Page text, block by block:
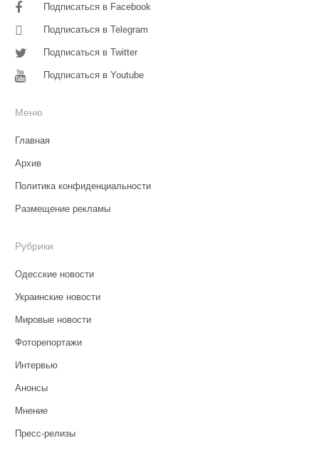
Подписаться в Facebook
Подписаться в Telegram
Подписаться в Twitter
Подписаться в Youtube
Меню
Главная
Архив
Политика конфиденциальности
Размещение рекламы
Рубрики
Одесские новости
Украинские новости
Мировые новости
Фоторепортажи
Интервью
Анонсы
Мнение
Пресс-релизы